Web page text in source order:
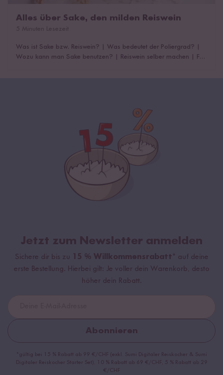
Alles über Sake, den milden Reiswein
Was ist Sake bzw. Reiswein? | Was bedeutet der Poliergrad? |
Wozu kann man Sake benutzen? | Reiswein selber machen | Für
Jetzt zum Newsletter anmelden
Sichere dir bis zu 15 % Willkommensrabatt* auf deine
erste Bestellung. Hierbei gilt: Je voller dein Warenkorb, desto
höher dein Rabatt.
Abonnieren
*gültig bei 15 % Rabatt ab 99 €/CHF (exkl. Sumi Digitaler Reiskocher & Sumi
Digitaler Reiskocher Starter Set), 10 % Rabatt ab 69 €/CHF, 5 % Rabatt ab 29
€/CHF